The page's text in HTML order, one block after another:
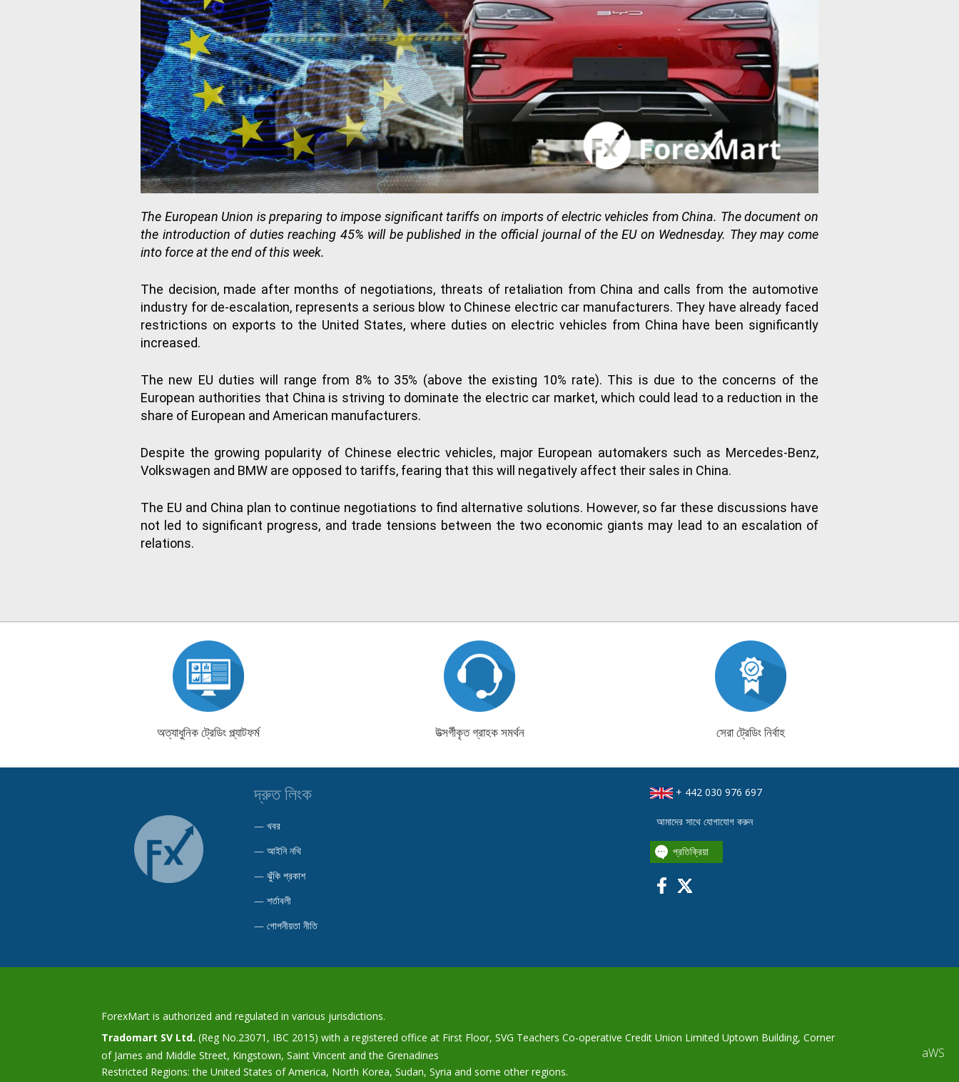
The European Union is preparing to impose significant tariffs on imports of electric vehicles from China. The document on
the introduction of duties reaching 45% will be published in the official journal of the EU on Wednesday. They may come
into force at the end of this week.
The decision, made after months of negotiations, threats of retaliation from China and calls from the automotive
industry for de-escalation, represents a serious blow to Chinese electric car manufacturers. They have already faced
restrictions on exports to the United States, where duties on electric vehicles from China have been significantly
increased.
The new EU duties will range from 8% to 35% (above the existing 10% rate). This is due to the concerns of the
European authorities that China is striving to dominate the electric car market, which could lead to a reduction in the
share of European and American manufacturers.
Despite the growing popularity of Chinese electric vehicles, major European automakers such as Mercedes-Benz,
Volkswagen and BMW are opposed to tariffs, fearing that this will negatively affect their sales in China.
The EU and China plan to continue negotiations to find alternative solutions. However, so far these discussions have
not led to significant progress, and trade tensions between the two economic giants may lead to an escalation of
relations.
অত্যাধুনিক ট্রেডিং প্ল্যাটফর্ম উত্সর্গীকৃত গ্রাহক সমর্থন সেরা ট্রেডিং নির্বাহ
দ্রুত লিংক
— খবর
— আইনি নথি
— ঝুঁকি প্রকাশ
— শর্তাবলী
— গোপনীয়তা নীতি
+ 442 030 976 697
আমাদের সাথে যোগাযোগ করুন
প্রতিক্রিয়া
ForexMart is authorized and regulated in various jurisdictions.
Tradomart SV Ltd. (Reg No.23071, IBC 2015) with a registered office at First Floor, SVG Teachers Co-operative Credit Union Limited Uptown Building, Corner
of James and Middle Street, Kingstown, Saint Vincent and the Grenadines
Restricted Regions: the United States of America, North Korea, Sudan, Syria and some other regions.
aWS